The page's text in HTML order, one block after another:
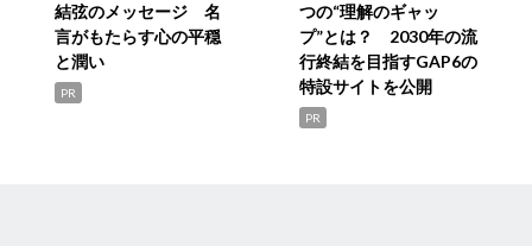
結弦のメッセージ 名
言がもたらす心の平穏
と潤い
PR
つの“理解のギャッ
プ”とは？ 2030年の流
行終結を目指すGAP6の
特設サイトを公開
PR